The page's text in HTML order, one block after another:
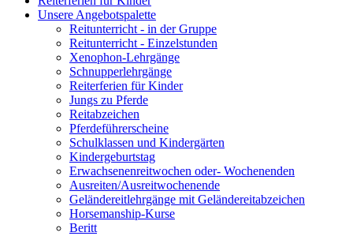
Unsere Angebotspalette
Reitunterricht - in der Gruppe
Reitunterricht - Einzelstunden
Xenophon-Lehrgänge
Schnupperlehrgänge
Reiterferien für Kinder
Jungs zu Pferde
Reitabzeichen
Pferdeführerscheine
Schulklassen und Kindergärten
Kindergeburtstag
Erwachsenenreitwochen oder- Wochenenden
Ausreiten/Ausreitwochenende
Geländereitlehrgänge mit Geländereitabzeichen
Horsemanship-Kurse
Beritt